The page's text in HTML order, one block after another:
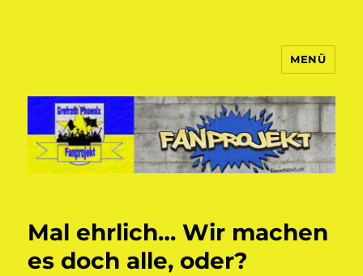
MENÜ
Mal ehrlich… Wir machen
es doch alle, oder?